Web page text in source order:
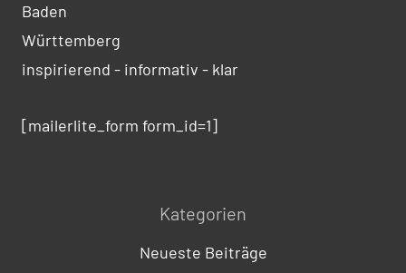
Baden
Württemberg
inspirierend - informativ - klar
[mailerlite_form form_id=1]
Kategorien
Neueste Beiträge